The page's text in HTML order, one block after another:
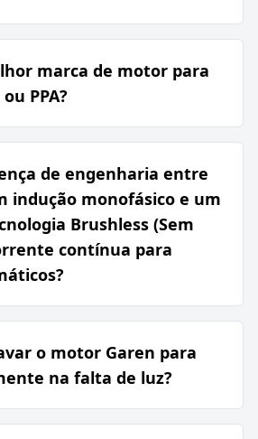
marca de motor para
PPA?
de engenharia entre
indução monofásico e um
Brushless (Sem
contínua para
o motor Garen para
na falta de luz?